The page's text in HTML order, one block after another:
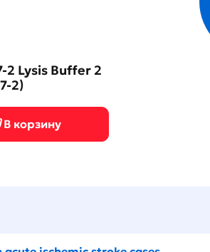
2 Lysis Buffer 2
2)